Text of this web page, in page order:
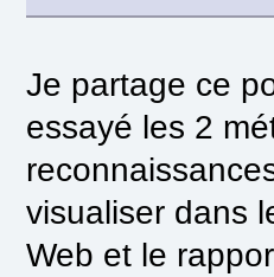
Je partage ce
essayé les 2
visualiser dans
Web et le